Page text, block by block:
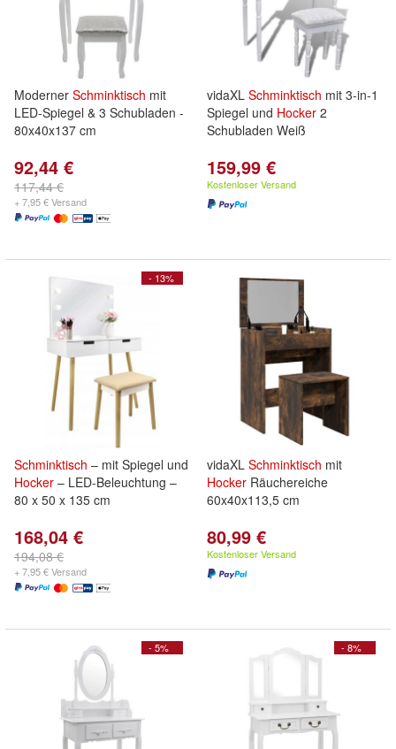
Moderner Schminktisch mit
LED-Spiegel & 3 Schubladen -
80x40x137 cm
92,44 €
117,44 €
+ 7,95 € Versand
vidaXL Schminktisch mit 3-in-1
Spiegel und Hocker 2
Schubladen Weiß
159,99 €
Kostenloser Versand
- 13%
Schminktisch – mit Spiegel und
Hocker – LED-Beleuchtung –
80 x 50 x 135 cm
168,04 €
194,08 €
+ 7,95 € Versand
vidaXL Schminktisch mit
Hocker Räuchereiche
60x40x113,5 cm
80,99 €
Kostenloser Versand
- 5% - 8%